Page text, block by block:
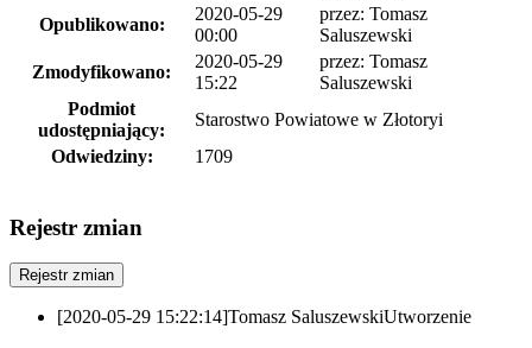
Opublikowano:
2020-05-29
00:00
przez: Tomasz
Saluszewski
Zmodyfikowano:
2020-05-29
15:22
przez: Tomasz
Saluszewski
Podmiot
udostępniający:
Starostwo Powiatowe w Złotoryi
Odwiedziny:
1709
Rejestr zmian
Rejestr zmian
[2020-05-29 15:22:14]Tomasz SaluszewskiUtworzenie